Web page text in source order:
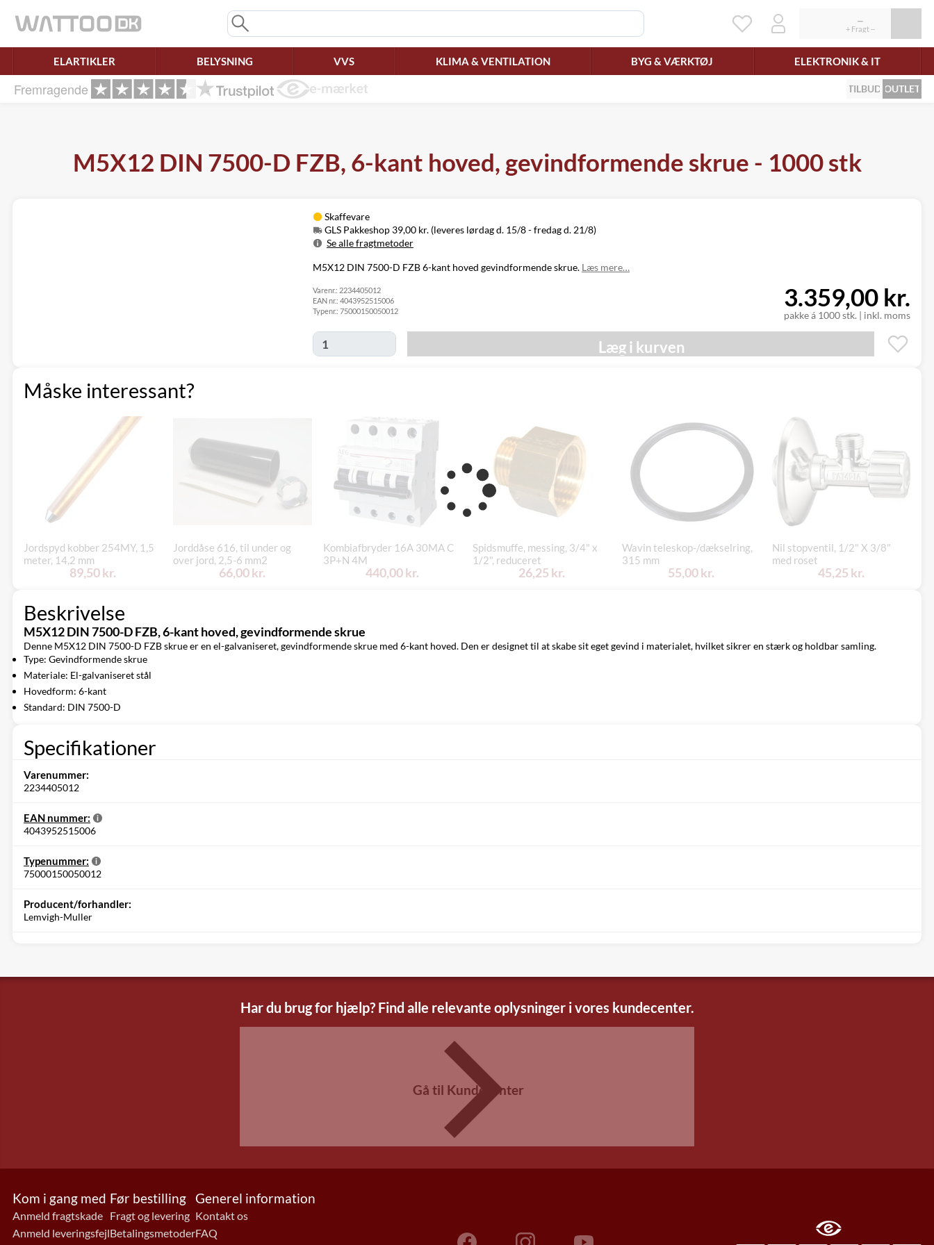
ELARTIKLER BELYSNING VVS KLIMA & VENTILATION BYG & VÆRKTØJ ELEKTRONIK & IT
Fremragende TILBUD OUTLET
M5X12 DIN 7500-D FZB, 6-kant hoved, gevindformende skrue - 1000 stk
Skaffevare
GLS Pakkeshop 39,00 kr. (leveres lørdag d. 15/8 - fredag d. 21/8)
Se alle fragtmetoder
Metode
Pris
Leveres
GLS
Hjemmelevering
Mandag d. 17/8
Click&Collect i
Fredag d. 14/8
M5X12 DIN 7500-D FZB 6-kant hoved gevindformende skrue. Læs mere…
Varenr.: 2234405012
EAN nr.: 4043952515006
Typenr.: 75000150050012 pakke á 1000 stk. | inkl. moms
3.359,00 kr.
Læg i kurven
Måske interessant?
Jordspyd kobber 254MY, 1,5
meter, 14,2 mm
89,50 kr.
Jorddåse 616, til under og
over jord, 2,5-6 mm2
66,00 kr.
Kombiafbryder 16A 30MA C
3P+N 4M
440,00 kr.
Spidsmuffe, messing, 3/4" x
1/2", reduceret
26,25 kr.
Wavin teleskop-/dækselring,
315 mm
55,00 kr.
Nil stopventil, 1/2" X 3/8"
med roset
45,25 kr.
Beskrivelse
M5X12 DIN 7500-D FZB, 6-kant hoved, gevindformende skrue
Denne M5X12 DIN 7500-D FZB skrue er en el-galvaniseret, gevindformende skrue med 6-kant hoved. Den er designet til at skabe sit eget gevind i materialet, hvilket sikrer en stærk og holdbar samling.
Type: Gevindformende skrue
Materiale: El-galvaniseret stål
Hovedform: 6-kant
Standard: DIN 7500-D
Specifikationer
Varenummer:
2234405012
EAN nummer:
4043952515006
Typenummer:
75000150050012
Producent/forhandler:
Lemvigh-Muller
Har du brug for hjælp? Find alle relevante oplysninger i vores kundecenter.
Gå til Kundecenter
Kom i gang med
Anmeld fragtskade
Anmeld leveringsfejl
Før bestilling
Fragt og levering
Betalingsmetoder
Generel information
Kontakt os
FAQ
Ret samtykke!